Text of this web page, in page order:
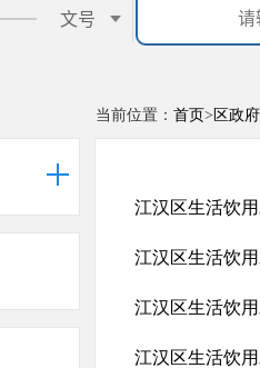
当前位置： 首页> 区政
江汉区生活饮
江汉区生活饮
江汉区生活饮
江汉区生活饮